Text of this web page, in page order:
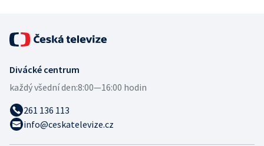
Divácké centrum
každý všední den:8:00—16:00 hodin
261 136 113
info@ceskatelevize.cz